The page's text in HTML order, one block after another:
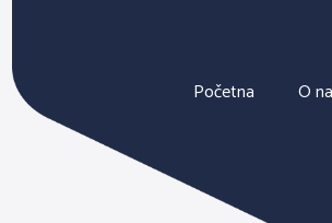
Početna O